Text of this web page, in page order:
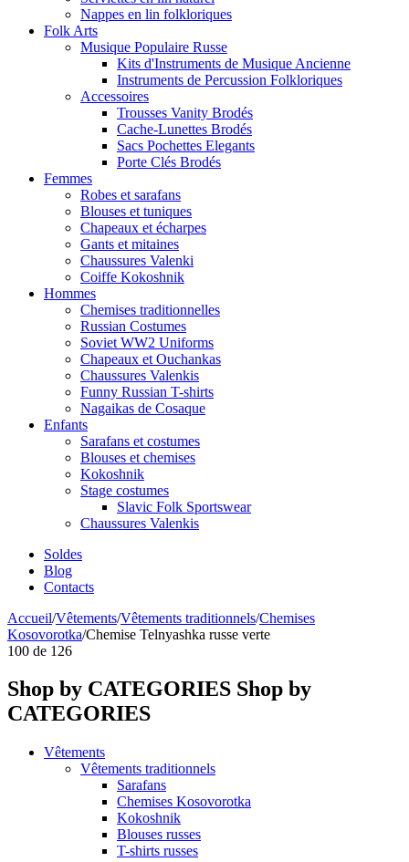
Nappes en lin folkloriques
Folk Arts
Musique Populaire Russe
Kits d'Instruments de Musique Ancienne
Instruments de Percussion Folkloriques
Accessoires
Trousses Vanity Brodés
Cache-Lunettes Brodés
Sacs Pochettes Elegants
Porte Clés Brodés
Femmes
Robes et sarafans
Blouses et tuniques
Chapeaux et écharpes
Gants et mitaines
Chaussures Valenki
Coiffe Kokoshnik
Hommes
Chemises traditionnelles
Russian Costumes
Soviet WW2 Uniforms
Chapeaux et Ouchankas
Chaussures Valenkis
Funny Russian T-shirts
Nagaikas de Cosaque
Enfants
Sarafans et costumes
Blouses et chemises
Kokoshnik
Stage costumes
Slavic Folk Sportswear
Chaussures Valenkis
Soldes
Blog
Contacts
Accueil/Vêtements/Vêtements traditionnels/Chemises
Kosovorotka/Chemise Telnyashka russe verte
100 de 126
Shop by CATEGORIES Shop by
CATEGORIES
Vêtements
Vêtements traditionnels
Sarafans
Chemises Kosovorotka
Kokoshnik
Blouses russes
T-shirts russes